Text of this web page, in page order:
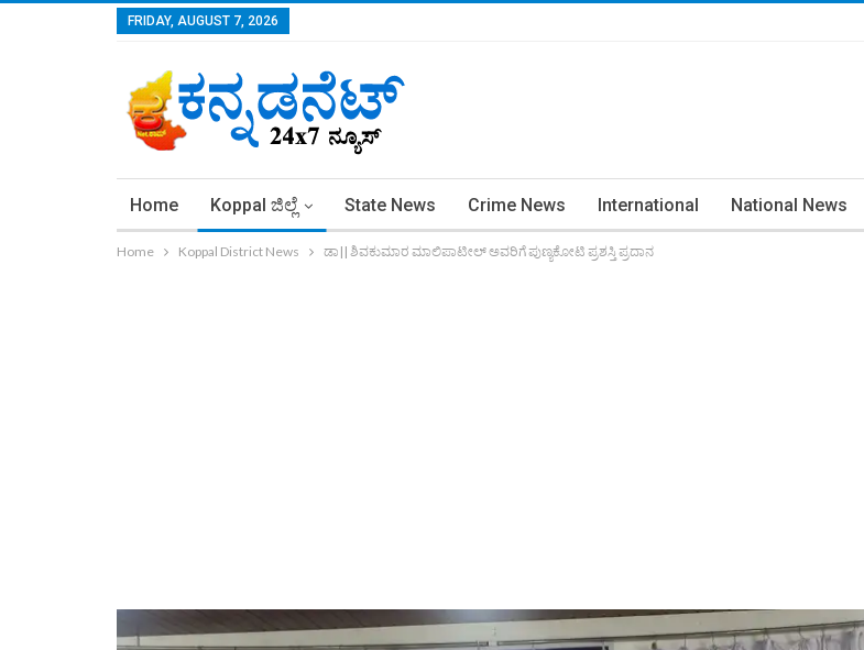
FRIDAY, AUGUST 7, 2026
Home Koppal ಜಿಲ್ಲೆ State News Crime News International National News
Home Koppal District News ಡಾ|| ಶಿವಕುಮಾರ ಮಾಲಿಪಾಟೀಲ್ ಅವರಿಗೆ ಪುಣ್ಯಕೋಟಿ ಪ್ರಶಸ್ತಿ ಪ್ರದಾನ